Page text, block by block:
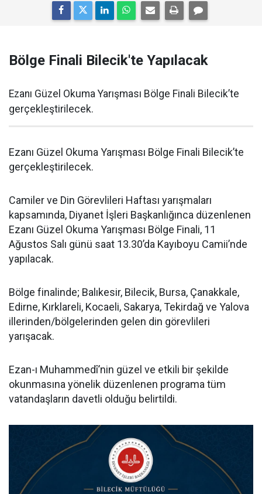
Bölge Finali Bilecik'te Yapılacak
Ezanı Güzel Okuma Yarışması Bölge Finali Bilecik’te
gerçekleştirilecek.
Ezanı Güzel Okuma Yarışması Bölge Finali Bilecik’te
gerçekleştirilecek.
Camiler ve Din Görevlileri Haftası yarışmaları
kapsamında, Diyanet İşleri Başkanlığınca düzenlenen
Ezanı Güzel Okuma Yarışması Bölge Finali, 11
Ağustos Salı günü saat 13.30’da Kayıboyu Camii’nde
yapılacak.
Bölge finalinde; Balıkesir, Bilecik, Bursa, Çanakkale,
Edirne, Kırklareli, Kocaeli, Sakarya, Tekirdağ ve Yalova
illerinden/bölgelerinden gelen din görevlileri
yarışacak.
Ezan-ı Muhammedî’nin güzel ve etkili bir şekilde
okunmasına yönelik düzenlenen programa tüm
vatandaşların davetli olduğu belirtildi.